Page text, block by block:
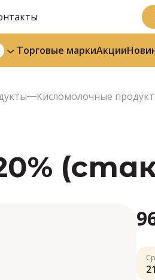
Торговые маркиАкции
Кисломолочные